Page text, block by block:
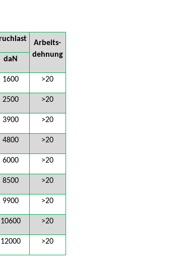
Arbeits-
dehnung
daN
1600 >20
2500 >20
3900 >20
4800 >20
6000 >20
8500 >20
9900 >20
10600 >20
12000 >20